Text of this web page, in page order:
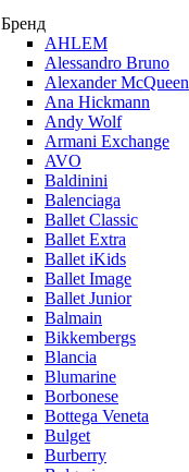
Бренд
AHLEM
Alessandro Bruno
Alexander McQueen
Ana Hickmann
Andy Wolf
Armani Exchange
AVO
Baldinini
Balenciaga
Ballet Classic
Ballet Extra
Ballet iKids
Ballet Image
Ballet Junior
Balmain
Bikkembergs
Blancia
Blumarine
Borbonese
Bottega Veneta
Bulget
Burberry